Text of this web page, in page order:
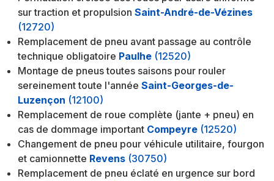
sur traction et propulsion Saint-André-de-Vézines
(12720)
Remplacement de pneu avant passage au contrôle
technique obligatoire Paulhe (12520)
Montage de pneus toutes saisons pour rouler
sereinement toute l'année Saint-Georges-de-
Luzençon (12100)
Remplacement de roue complète (jante + pneu) en
cas de dommage important Compeyre (12520)
Changement de pneu pour véhicule utilitaire, fourgon
et camionnette Revens (30750)
Remplacement de pneu éclaté en urgence sur bord